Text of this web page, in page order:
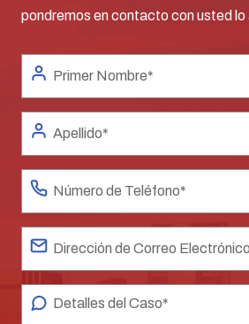
pondremos en contacto con usted lo